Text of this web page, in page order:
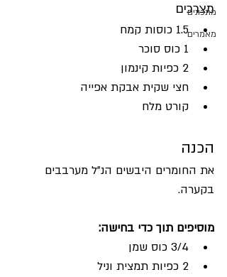
מתכונים
מאמרים
מצרכים
1.5 כוסות קמח
1 כוס סוכר
2 כפיות קינמון
חצי שקית אבקת אפייה
קורט מלח
הכנה
את החומרים היבשים הנ"ל מערבבים
בקערה.
מוסיפים תוך כדי בחישה:
3/4 כוס שמן
2 כפיות תמצית וניל